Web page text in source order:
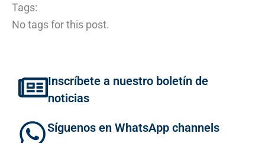
Tags:
No tags for this post.
Inscríbete a nuestro boletín de
noticias
Síguenos en WhatsApp channels